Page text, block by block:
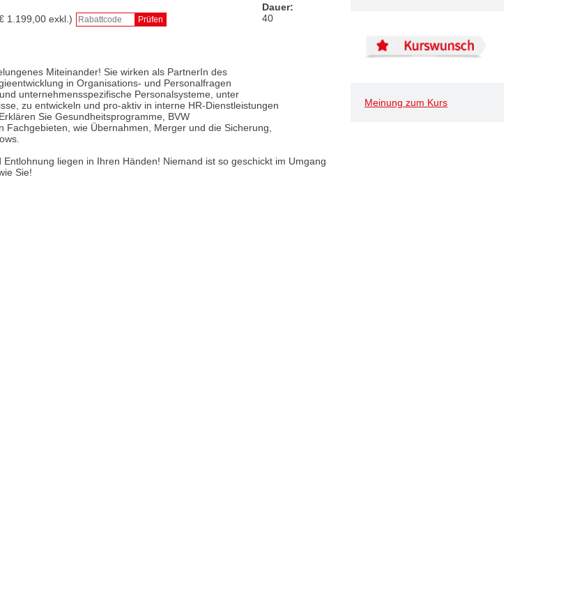
Meinung zum Kurs
1.199,00 exkl.)
Dauer:
40
Miteinander! Sie wirken als PartnerIn des
in Organisations- und Personalfragen
unternehmensspezifische Personalsysteme, unter
zu entwickeln und pro-aktiv in interne HR-Dienstleistungen
Sie Gesundheitsprogramme, BVW
Fachgebieten, wie Übernahmen, Merger und die Sicherung,
liegen in Ihren Händen! Niemand ist so geschickt im Umgang
Sie!